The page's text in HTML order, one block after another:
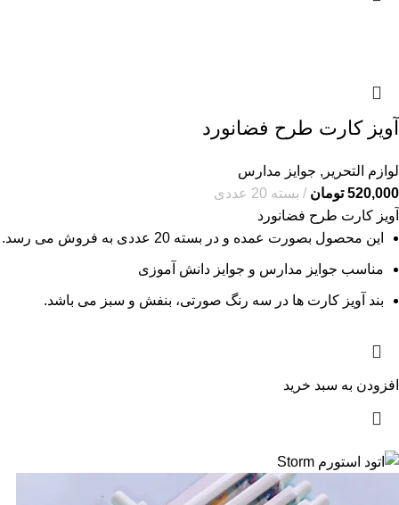
آویز کارت طرح فضانورد
لوازم التحریر , جوایز مدارس
520,000 تومان
بسته 20 عددی
آویز کارت طرح فضانورد
این محصول بصورت عمده و در بسته 20 عددی به فروش می رسد.
مناسب جوایز مدارس و جوایز دانش آموزی
بند آویز کارت ها در سه رنگ صورتی، بنفش و سبز می باشد.
افزودن به سبد خرید